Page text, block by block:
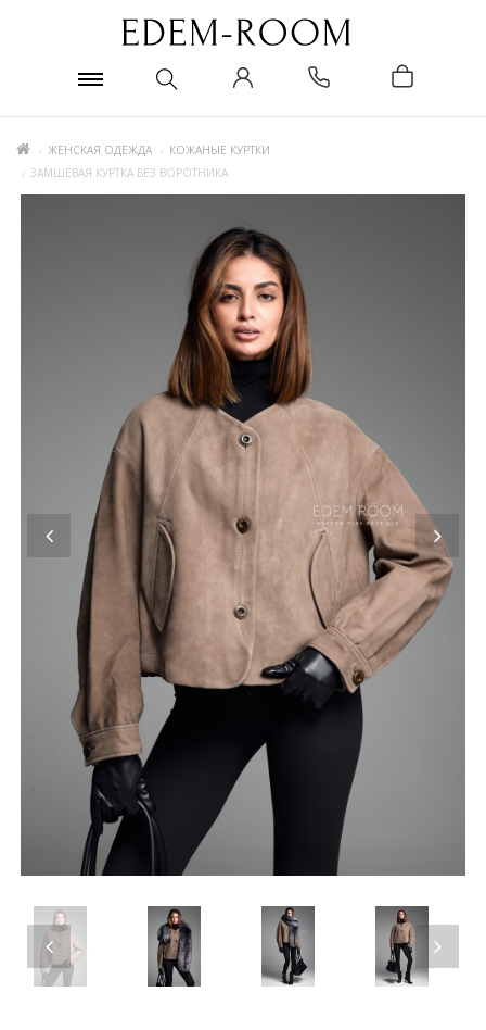
ЖЕНСКАЯ ОДЕЖДА
КОЖАНЫЕ КУРТКИ
ЗАМШЕВАЯ КУРТКА БЕЗ ВОРОТНИКА